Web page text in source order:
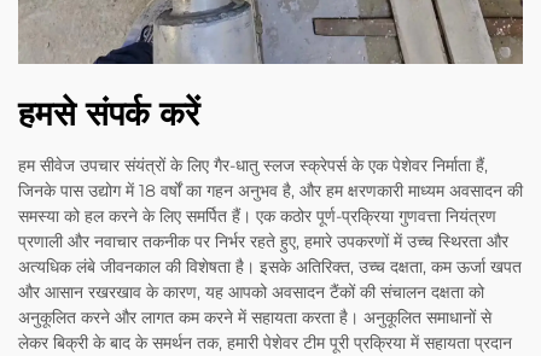
हमसे संपर्क करें
हम सीवेज उपचार संयंत्रों के लिए गैर-धातु स्लज स्क्रेपर्स के एक पेशेवर निर्माता हैं,
जिनके पास उद्योग में 18 वर्षों का गहन अनुभव है, और हम क्षरणकारी माध्यम अवसादन की
समस्या को हल करने के लिए समर्पित हैं। एक कठोर पूर्ण-प्रक्रिया गुणवत्ता नियंत्रण
प्रणाली और नवाचार तकनीक पर निर्भर रहते हुए, हमारे उपकरणों में उच्च स्थिरता और
अत्यधिक लंबे जीवनकाल की विशेषता है। इसके अतिरिक्त, उच्च दक्षता, कम ऊर्जा खपत
और आसान रखरखाव के कारण, यह आपको अवसादन टैंकों की संचालन दक्षता को
अनुकूलित करने और लागत कम करने में सहायता करता है। अनुकूलित समाधानों से
लेकर बिक्री के बाद के समर्थन तक, हमारी पेशेवर टीम पूरी प्रक्रिया में सहायता प्रदान